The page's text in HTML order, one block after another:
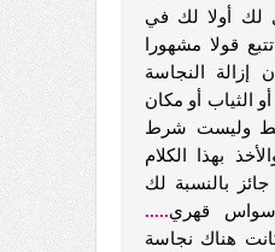
لك أولا لك في
قولا مشهورا
إزالة النجاسة
الثياب أو مكان
وليست شرط
بهذا الكلام
بالنسبة لك
قهري.....
هناك نجاسة